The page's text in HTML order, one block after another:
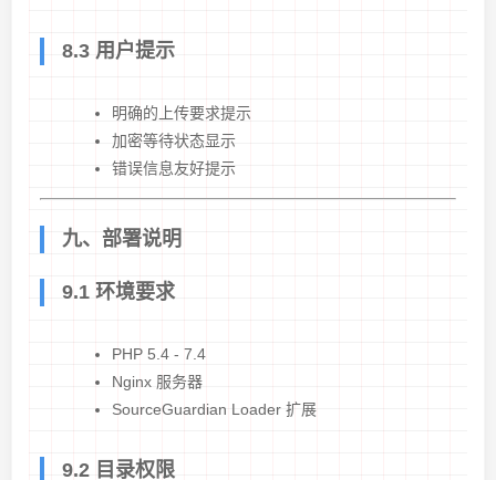
8.3 用户提示
明确的上传要求提示
加密等待状态显示
错误信息友好提示
九、部署说明
9.1 环境要求
PHP 5.4 - 7.4
Nginx 服务器
SourceGuardian Loader 扩展
9.2 目录权限